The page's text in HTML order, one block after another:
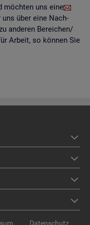
möch­ten uns eine
uns über eine Nach­
an­de­ren Be­rei­chen/
Ar­beit, so kön­nen Sie
Datenschutz